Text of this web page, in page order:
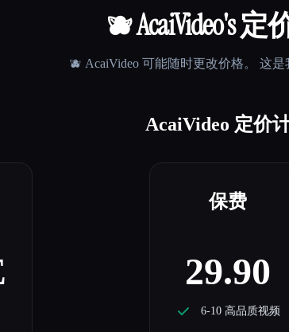
🫐 AcaiVideo's 定
🫐 AcaiVideo 可能随时更改价格。 这是
AcaiVideo 定价
保费
29.90
6-10 高品质视频